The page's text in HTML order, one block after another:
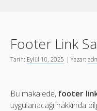
Footer Link
Tarih: Eylül 10, 2025 | Yazar:
Bu makalede, footer link
uygulanacağı hakkında